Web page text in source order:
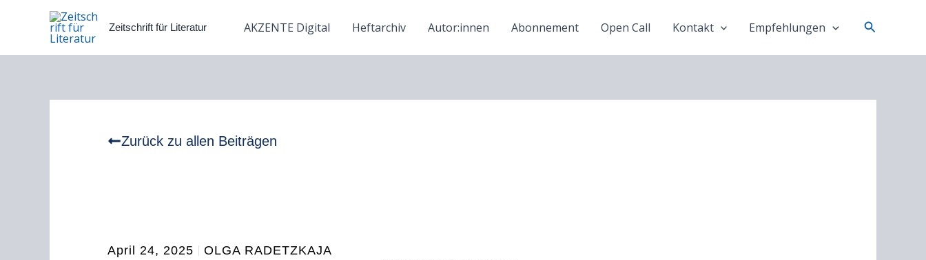
Zeitschrift für Literatur AKZENTE Digital Heftarchiv Autor:innen Abonnement Open Call Kontakt Empfehlungen Suchen
Zurück zu allen Beiträgen
April 24, 2025 OLGA RADETZKAJA